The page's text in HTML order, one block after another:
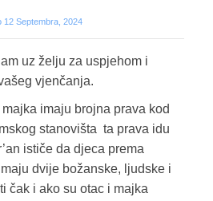
12 Septembra, 2024
uz želju za uspjehom i
vjenčanja.
imaju brojna prava kod
stanovišta ta prava idu
ističe da djeca prema
dvije božanske, ljudske i
čak i ako su otac i majka